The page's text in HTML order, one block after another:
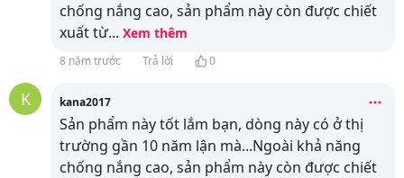
chống nắng cao, sản phẩm này còn được chiết
xuất từ... Xem thêm
8 năm trước Trả lời 0
K kana2017
Sản phẩm này tốt lắm bạn, dòng này có ở thị
trường gần 10 năm lận mà...Ngoài khả năng
chống nắng cao, sản phẩm này còn được chiết